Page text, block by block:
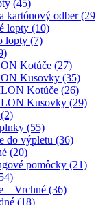
(45)
kartónový odber
lopty (10)
lopty (7)
Kotúče (27)
Kusovky (35)
Kotúče (26)
Kusovky (29)
(55)
do výpletu (36)
(20)
pomôcky (21)
– Vrchné (36)
(18)